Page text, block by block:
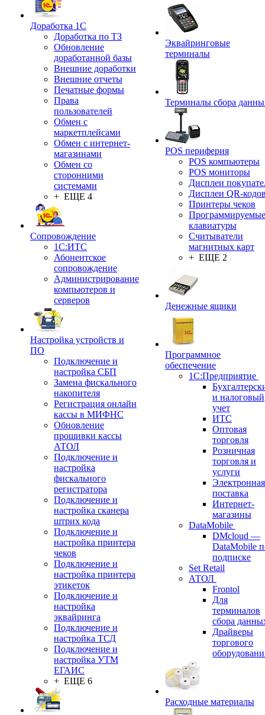
Доработка 1С
Доработка по ТЗ
Обновление
доработанной базы
Внешние доработки
Внешние отчеты
Печатные формы
Права
пользователей
Обмен с
маркетплейсами
Обмен с интернет-
магазинами
Обмен со
сторонними
системами
+ ЕЩЕ 4
Сопровождение
1C:ИТС
Абонентское
сопровождение
Администрирование
компьютеров и
серверов
Настройка устройств и
ПО
Подключение и
настройка СБП
Замена фискального
накопителя
Регистрация онлайн
кассы в МИФНС
Обновление
прошивки кассы
АТОЛ
Подключение и
настройка
фискального
регистратора
Подключение и
настройка сканера
штрих кода
Подключение и
настройка принтера
чеков
Подключение и
настройка принтера
этикеток
Подключение и
настройка
эквайринга
Подключение и
настройка ТСД
Подключение и
настройка УТМ
ЕГАИС
+ ЕЩЕ 6
Эквайринговые
терминалы
Терминалы сбора
POS периферия
POS компьютеры
POS мониторы
Дисплеи
Дисплеи QR-
Принтеры чеков
Программируемые
клавиатуры
Считыватели
магнитных карт
+ ЕЩЕ 2
Денежные ящики
Программное
обеспечение
1С:Предприятие
и налоговый
учет
ИТС
Оптовая
торговля
Розничная
торговля и
услуги
Электронная
поставка
Интернет-
магазины
DataMobile
DMcloud —
DataMobile
подписке
Set Retail
АТОЛ
Frontol
Для
терминалов
сбора
Драйверы
торгового
Расходные материалы